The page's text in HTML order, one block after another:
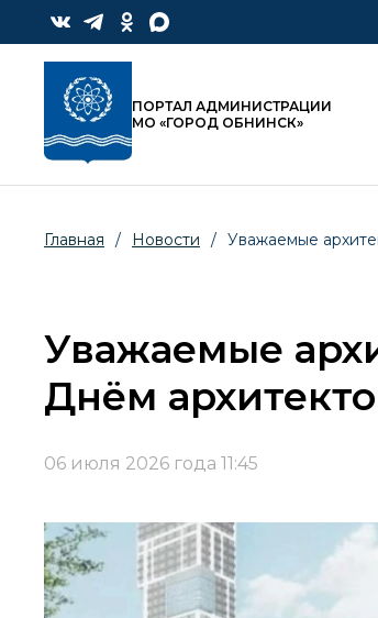
ПОРТАЛ АДМИНИСТРАЦИИ
МО «ГОРОД ОБНИНСК»
Главная / Новости / Уважаемые
Уважаемые
Днём
06 июля 2026 года 11:45